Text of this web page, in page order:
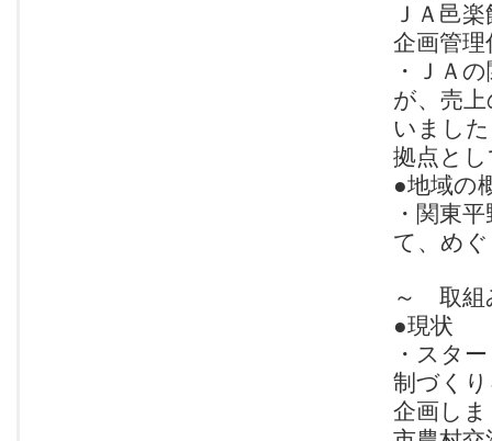
ＪＡ邑
企画管
・ＪＡ
が、売
いまし
拠点と
●地域の
・関東
て、め
～ 取組
●現状
・スタ
制づく
企画し